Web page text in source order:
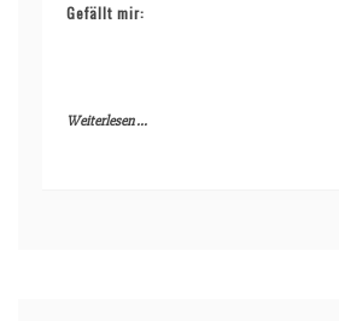
Gefällt mir:
Weiterlesen ...